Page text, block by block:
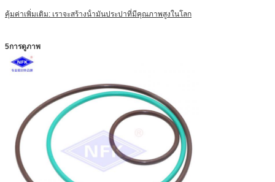
คุ้มค่าเพิ่มเติม: เราจะสร้างน้ํามันประปาที่มีคุณภาพสูงในโลก
5การดูภาพ